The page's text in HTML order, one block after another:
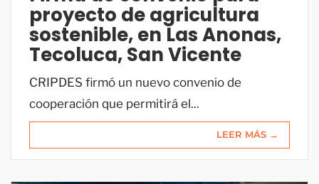
proyecto de agricultura
sostenible, en Las Anonas,
Tecoluca, San Vicente
CRIPDES firmó un nuevo convenio de
cooperación que permitirá el...
LEER MÁS →